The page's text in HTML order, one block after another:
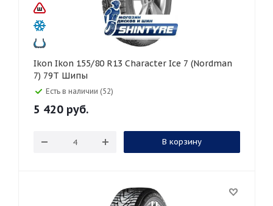
Ikon Ikon 155/80 R13 Character Ice 7 (Nordman
7) 79T Шипы
Есть в наличии (52)
5 420 руб.
В корзину